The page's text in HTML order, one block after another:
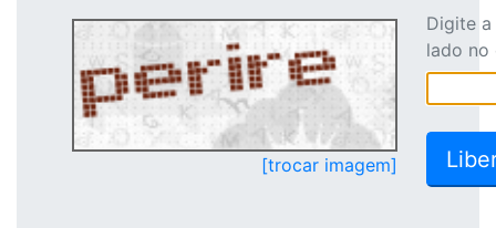
[trocar imagem]
Digite
lado no